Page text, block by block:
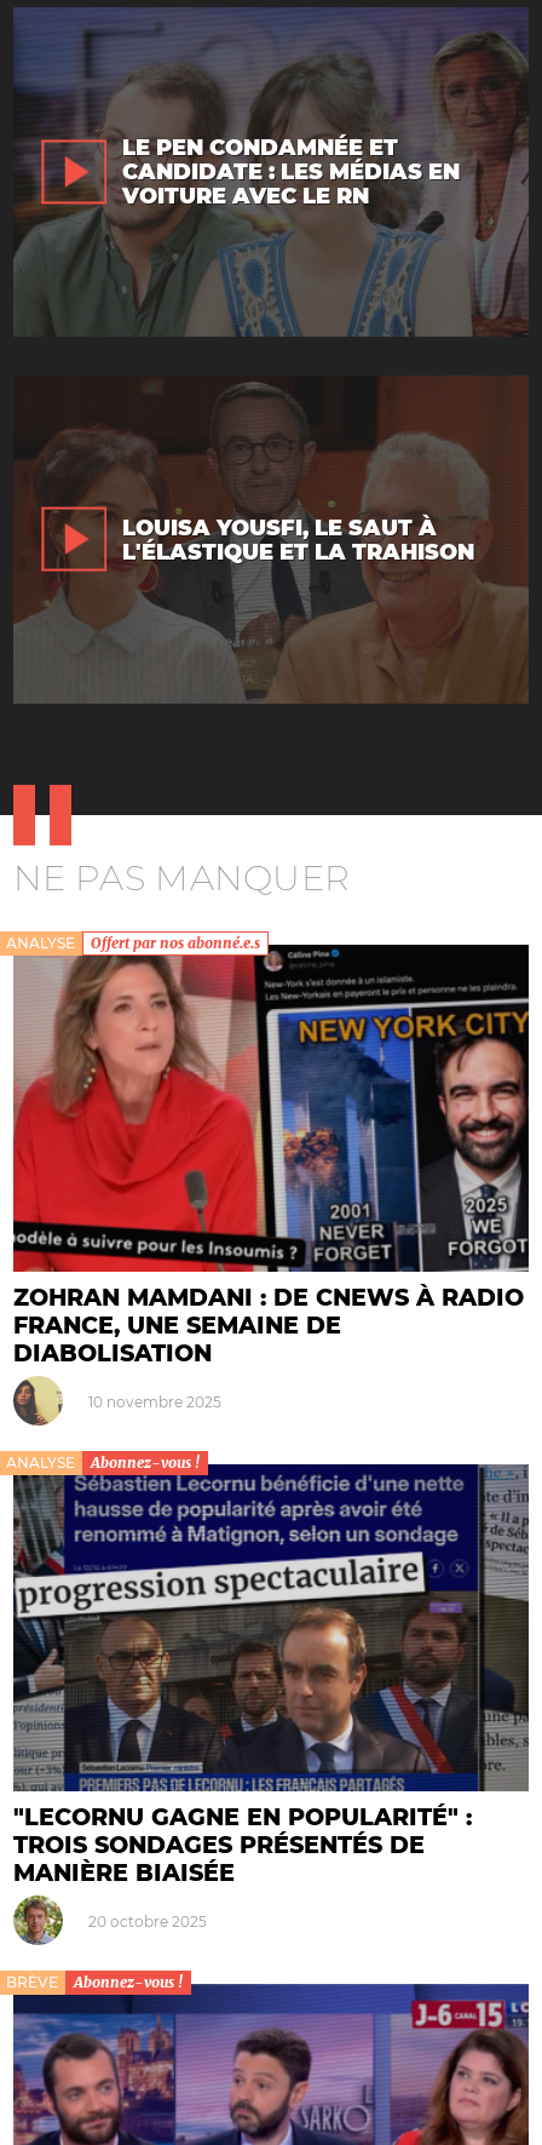
LE PEN CONDAMNÉE ET
CANDIDATE : LES MÉDIAS EN
VOITURE AVEC LE RN
LOUISA YOUSFI, LE SAUT À
L'ÉLASTIQUE ET LA TRAHISON
NE PAS MANQUER
ANALYSE Offert par nos abonné.e.s
ZOHRAN MAMDANI : DE CNEWS À RADIO
FRANCE, UNE SEMAINE DE
DIABOLISATION
10 novembre 2025
ANALYSE Abonnez-vous !
"LECORNU GAGNE EN POPULARITÉ" :
TROIS SONDAGES PRÉSENTÉS DE
MANIÈRE BIAISÉE
20 octobre 2025
BRÈVE Abonnez-vous !